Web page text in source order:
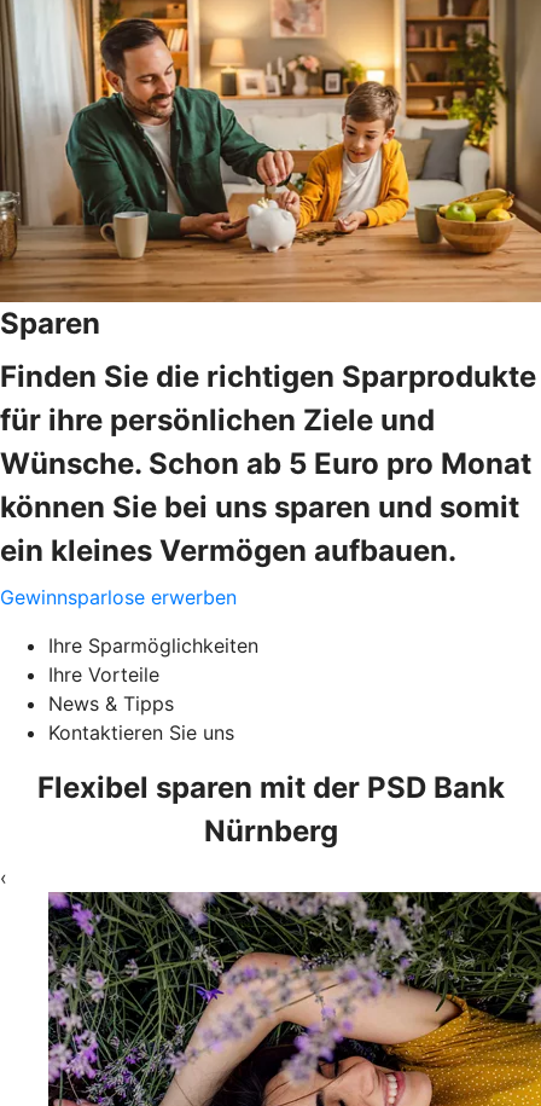
Sparen
Finden Sie die richtigen Sparprodukte
für ihre persönlichen Ziele und
Wünsche. Schon ab 5 Euro pro Monat
können Sie bei uns sparen und somit
ein kleines Vermögen aufbauen.
Gewinnsparlose erwerben
Ihre Sparmöglichkeiten
Ihre Vorteile
News & Tipps
Kontaktieren Sie uns
Flexibel sparen mit der PSD Bank
Nürnberg
‹